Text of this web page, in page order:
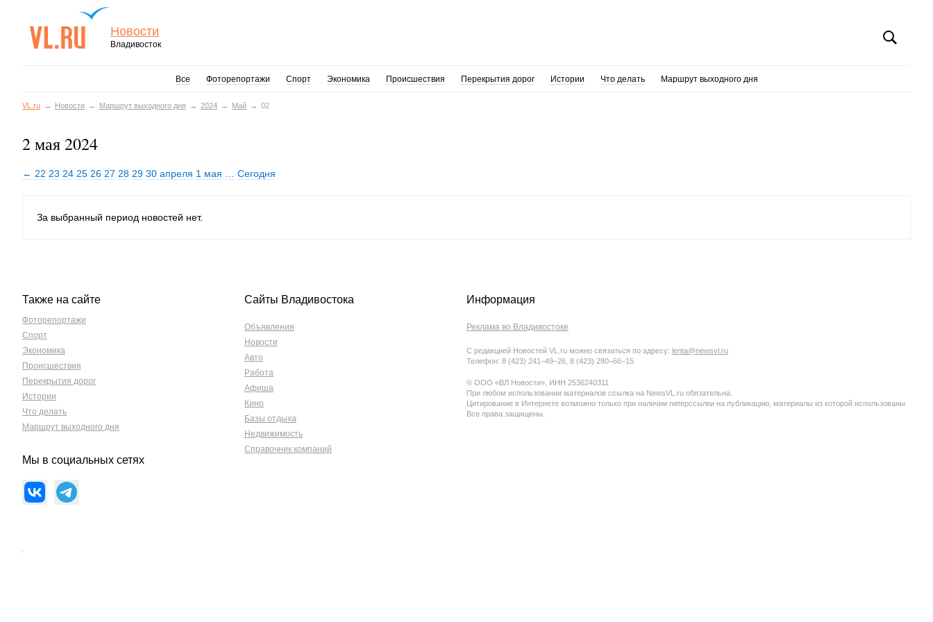
Новости
Владивосток
Все Фоторепортажи Спорт Экономика Происшествия Перекрытия дорог Истории Что делать Маршрут выходного дня
VL.ru Новости Маршрут выходного дня 2024 Май 02
2 мая 2024
← 22 23 24 25 26 27 28 29 30 апреля 1 мая Сегодня
За выбранный период новостей нет.
Также на сайте
Фоторепортажи
Спорт
Экономика
Происшествия
Перекрытия дорог
Истории
Что делать
Маршрут выходного дня
Мы в социальных сетях
Сайты Владивостока
Объявления
Новости
Авто
Работа
Афиша
Кино
Базы отдыха
Недвижимость
Справочник компаний
Информация
Реклама во Владивостоке
С редакцией Новостей VL.ru можно связаться по адресу: lenta@newsvl.ru
Телефон: 8 (423) 241−49−26, 8 (423) 280−66−15
© ООО «ВЛ Новости», ИНН 2536240311
При любом использовании материалов ссылка на NewsVL.ru обязательна.
Цитирование в Интернете возможно только при наличии гиперссылки на публикацию, материалы из которой использованы.
Все права защищены.